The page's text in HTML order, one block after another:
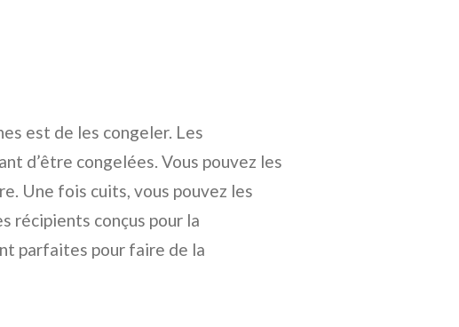
est de les congeler. Les
d’être congelées. Vous pouvez les
Une fois cuits, vous pouvez les
récipients conçus pour la
parfaites pour faire de la